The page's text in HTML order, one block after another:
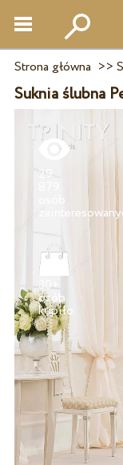
Strona główna >>
Suknia ślubna
29
30+
osób